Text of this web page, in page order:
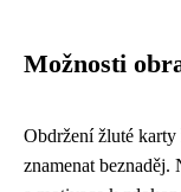
Možnosti
Obdržení žluté
znamenat beznaděj.